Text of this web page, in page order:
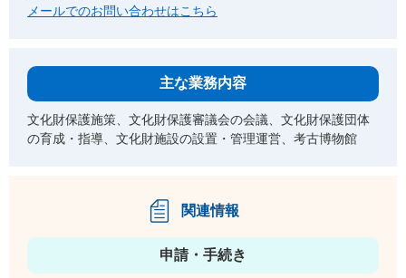
メールでのお問い合わせはこちら
主な業務内容
文化財保護施策、文化財保護審議会の会議、文化財保護団体
の育成・指導、文化財施設の設置・管理運営、考古博物館
関連情報
申請・手続き